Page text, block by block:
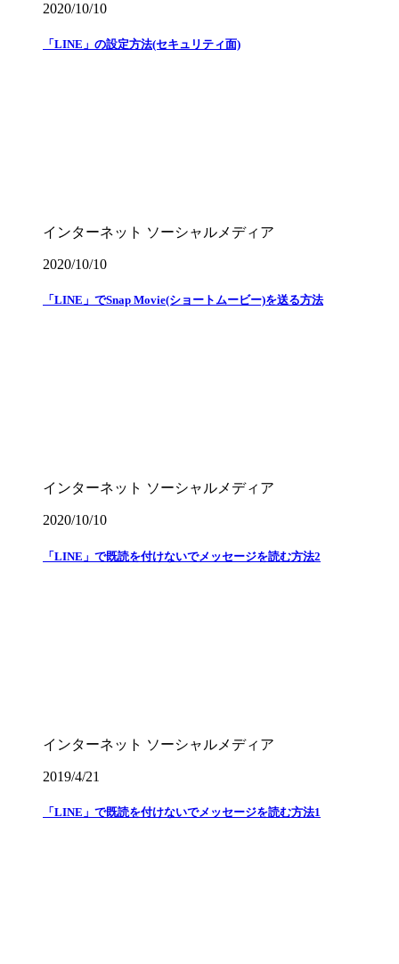
2020/10/10
「LINE」の設定方法(セキュリティ面)
インターネット ソーシャルメディア
2020/10/10
「LINE」でSnap Movie(ショートムービー)を送る方法
インターネット ソーシャルメディア
2020/10/10
「LINE」で既読を付けないでメッセージを読む方法2
インターネット ソーシャルメディア
2019/4/21
「LINE」で既読を付けないでメッセージを読む方法1